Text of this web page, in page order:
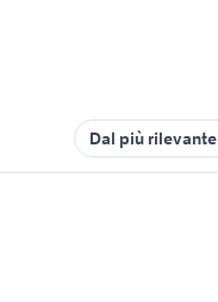
Dal più rilevante